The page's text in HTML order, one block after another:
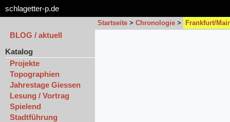
schlagetter-p.de
Startseite > Chronologie > Frankfurt/
BLOG / aktuell
Katalog
Projekte
Topographien
Jahrestage Giessen
Lesung / Vortrag
Spielend
Stadtführung